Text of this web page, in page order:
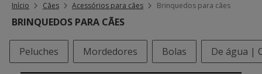
Início Cães Acessórios para cães Brinquedos para cães
BRINQUEDOS PARA CÃES
Peluches Mordedores Bolas